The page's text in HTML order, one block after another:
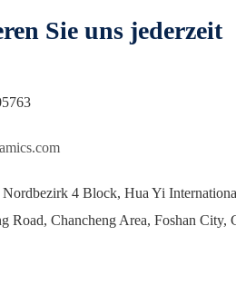
Sie uns jederzeit
Nordbezirk 4 Block, Hua Yi
Road, Chancheng Area, Foshan City,